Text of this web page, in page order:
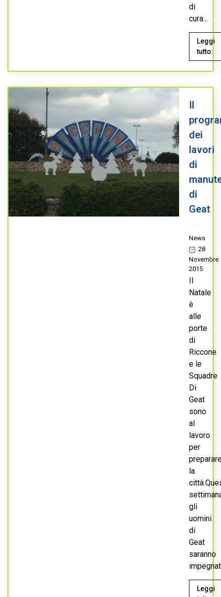
di
cura...
Leggi
tutto:
Il
dei
lavori
di
di
Geat
News
28
Novembre
2015
Il
Natale
è
alle
porte
di
Riccone
e le
Squadre
Di
Geat
sono
al
lavoro
per
la
gli
uomini
di
Geat
saranno
Leggi